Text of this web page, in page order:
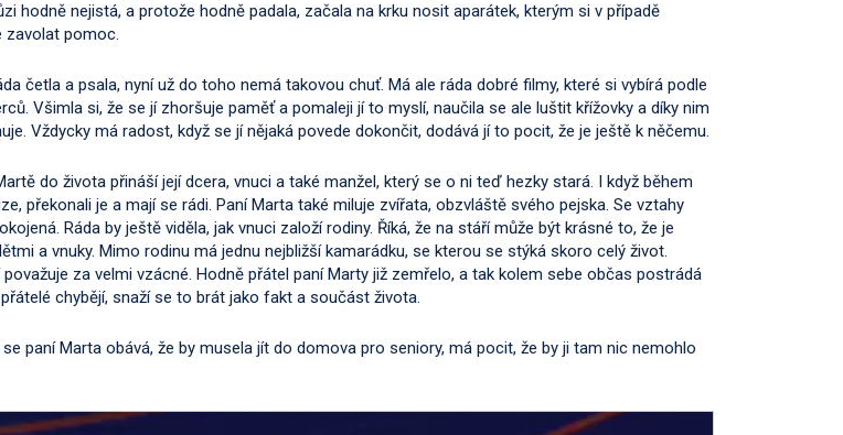
hodně nejistá, a protože hodně padala, začala na krku nosit aparátek, kterým si v případě
zavolat pomoc.
četla a psala, nyní už do toho nemá takovou chuť. Má ale ráda dobré filmy, které si vybírá podle
Všimla si, že se jí zhoršuje paměť a pomaleji jí to myslí, naučila se ale luštit křížovky a díky nim
Vždycky má radost, když se jí nějaká povede dokončit, dodává jí to pocit, že je ještě k něčemu.
do života přináší její dcera, vnuci a také manžel, který se o ni teď hezky stará. I když během
překonali je a mají se rádi. Paní Marta také miluje zvířata, obzvláště svého pejska. Se vztahy
Ráda by ještě viděla, jak vnuci založí rodiny. Říká, že na stáří může být krásné to, že je
a vnuky. Mimo rodinu má jednu nejbližší kamarádku, se kterou se stýká skoro celý život.
za velmi vzácné. Hodně přátel paní Marty již zemřelo, a tak kolem sebe občas postrádá
chybějí, snaží se to brát jako fakt a součást života.
paní Marta obává, že by musela jít do domova pro seniory, má pocit, že by ji tam nic nemohlo